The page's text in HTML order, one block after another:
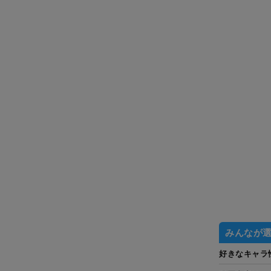
みんなが
好きなキャラ